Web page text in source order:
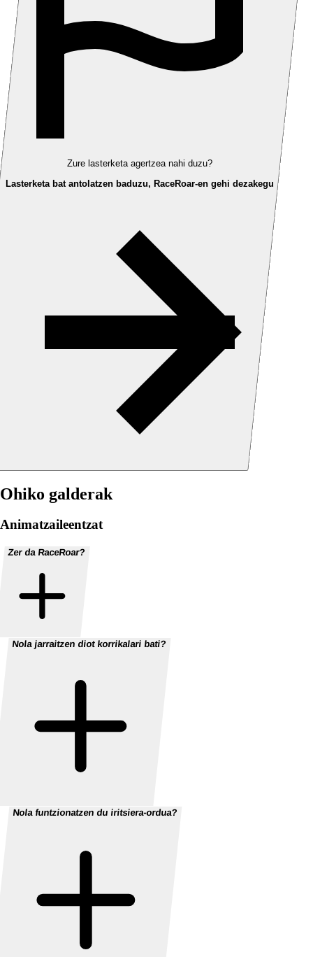
Zure lasterketa agertzea nahi duzu?
Lasterketa bat antolatzen baduzu, RaceRoar-en gehi dezakegu
Ohiko galderak
Animatzaileentzat
Zer da RaceRoar?
Nola jarraitzen diot korrikalari bati?
Nola funtzionatzen du iritsiera-ordua?